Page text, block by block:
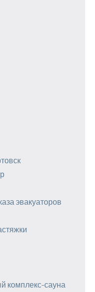
эвакуаторов
комплекс-сауна